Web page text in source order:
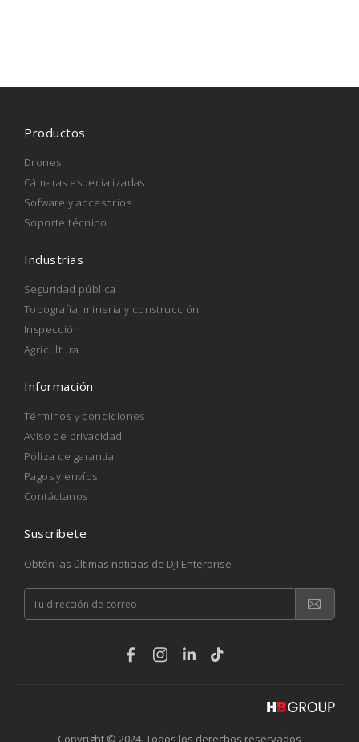
Productos
Drones
Cámaras especializadas
Sofware y accesorios
Soporte técnico
Industrias
Seguridad pública
Topografía, minería y construcción
Inspección
Agricultura
Información
Términos y condiciones
Aviso de privacidad
Póliza de garantía
Pagos y envíos
Contáctanos
Suscríbete
Obtén las últimas noticias de DJI Enterprise
Copyright © 2024. Todos los derechos reservados